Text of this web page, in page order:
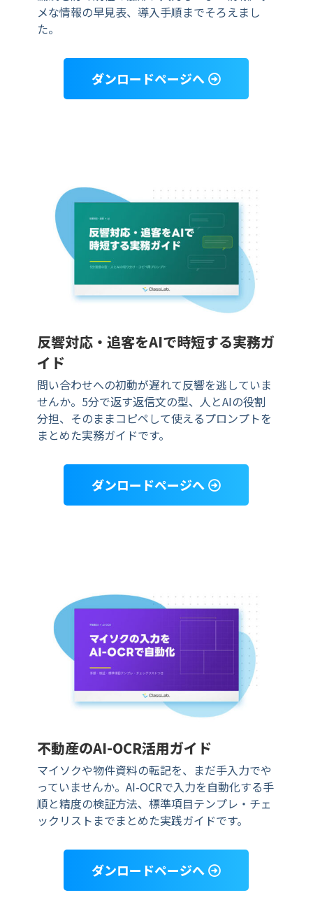
メな情報の早見表、導入手順までそろえまし
た。
ダンロードページへ
反響対応・追客をAIで時短する実務ガ
イド
問い合わせへの初動が遅れて反響を逃していま
せんか。5分で返す返信文の型、人とAIの役割
分担、そのままコピペして使えるプロンプトを
まとめた実務ガイドです。
ダンロードページへ
不動産のAI-OCR活用ガイド
マイソクや物件資料の転記を、まだ手入力でや
っていませんか。AI-OCRで入力を自動化する手
順と精度の検証方法、標準項目テンプレ・チェ
ックリストまでまとめた実践ガイドです。
ダンロードページへ